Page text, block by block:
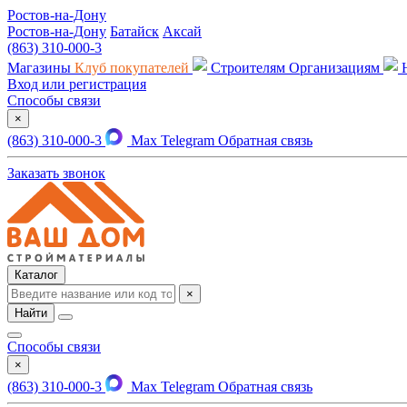
Ростов-на-Дону
Ростов-на-Дону Батайск Аксай
(863) 310-000-3
Магазины Клуб покупателей Строителям Организациям
Вход или регистрация
Способы связи
×
(863) 310-000-3 Max Telegram Обратная связь
Заказать звонок
Каталог
×
Найти
Способы связи
×
(863) 310-000-3 Max Telegram Обратная связь